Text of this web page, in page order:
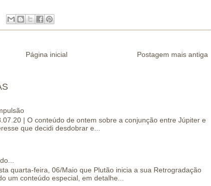
Postagem mais antiga
Página inicial
| O conteúdo de ontem sobre a conjunção entre Júpiter e
que decidi desdobrar e...
quarta-feira, 06/Maio que Plutão inicia a sua Retrogradação
um conteúdo especial, em detalhe...